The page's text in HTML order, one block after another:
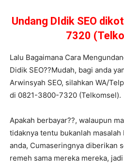
Undang DIdik SEO
7320
Lalu Bagaimana Cara
Didik SEO??Mudah, bagi anda
Arwinsyah SEO, silahkan WA/
di 0821-3800-7320 (Telkomsel).
Apakah berbayar??, walaupun
tidaknya tentu bukanlah masalah
anda, Cumaseringnya diberikan
remeh sama mereka mereka,